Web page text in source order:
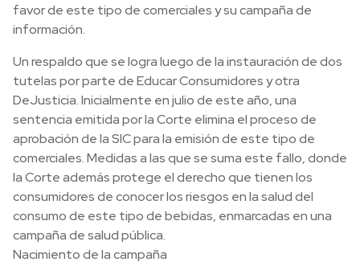
favor de este tipo de comerciales y su campaña de
información.
Un respaldo que se logra luego de la instauración de dos
tutelas por parte de Educar Consumidores y otra
DeJusticia. Inicialmente en julio de este año, una
sentencia emitida por la Corte elimina el proceso de
aprobación de la SIC para la emisión de este tipo de
comerciales. Medidas a las que se suma este fallo, donde
la Corte además protege el derecho que tienen los
consumidores de conocer los riesgos en la salud del
consumo de este tipo de bebidas, enmarcadas en una
campaña de salud pública.
Nacimiento de la campaña